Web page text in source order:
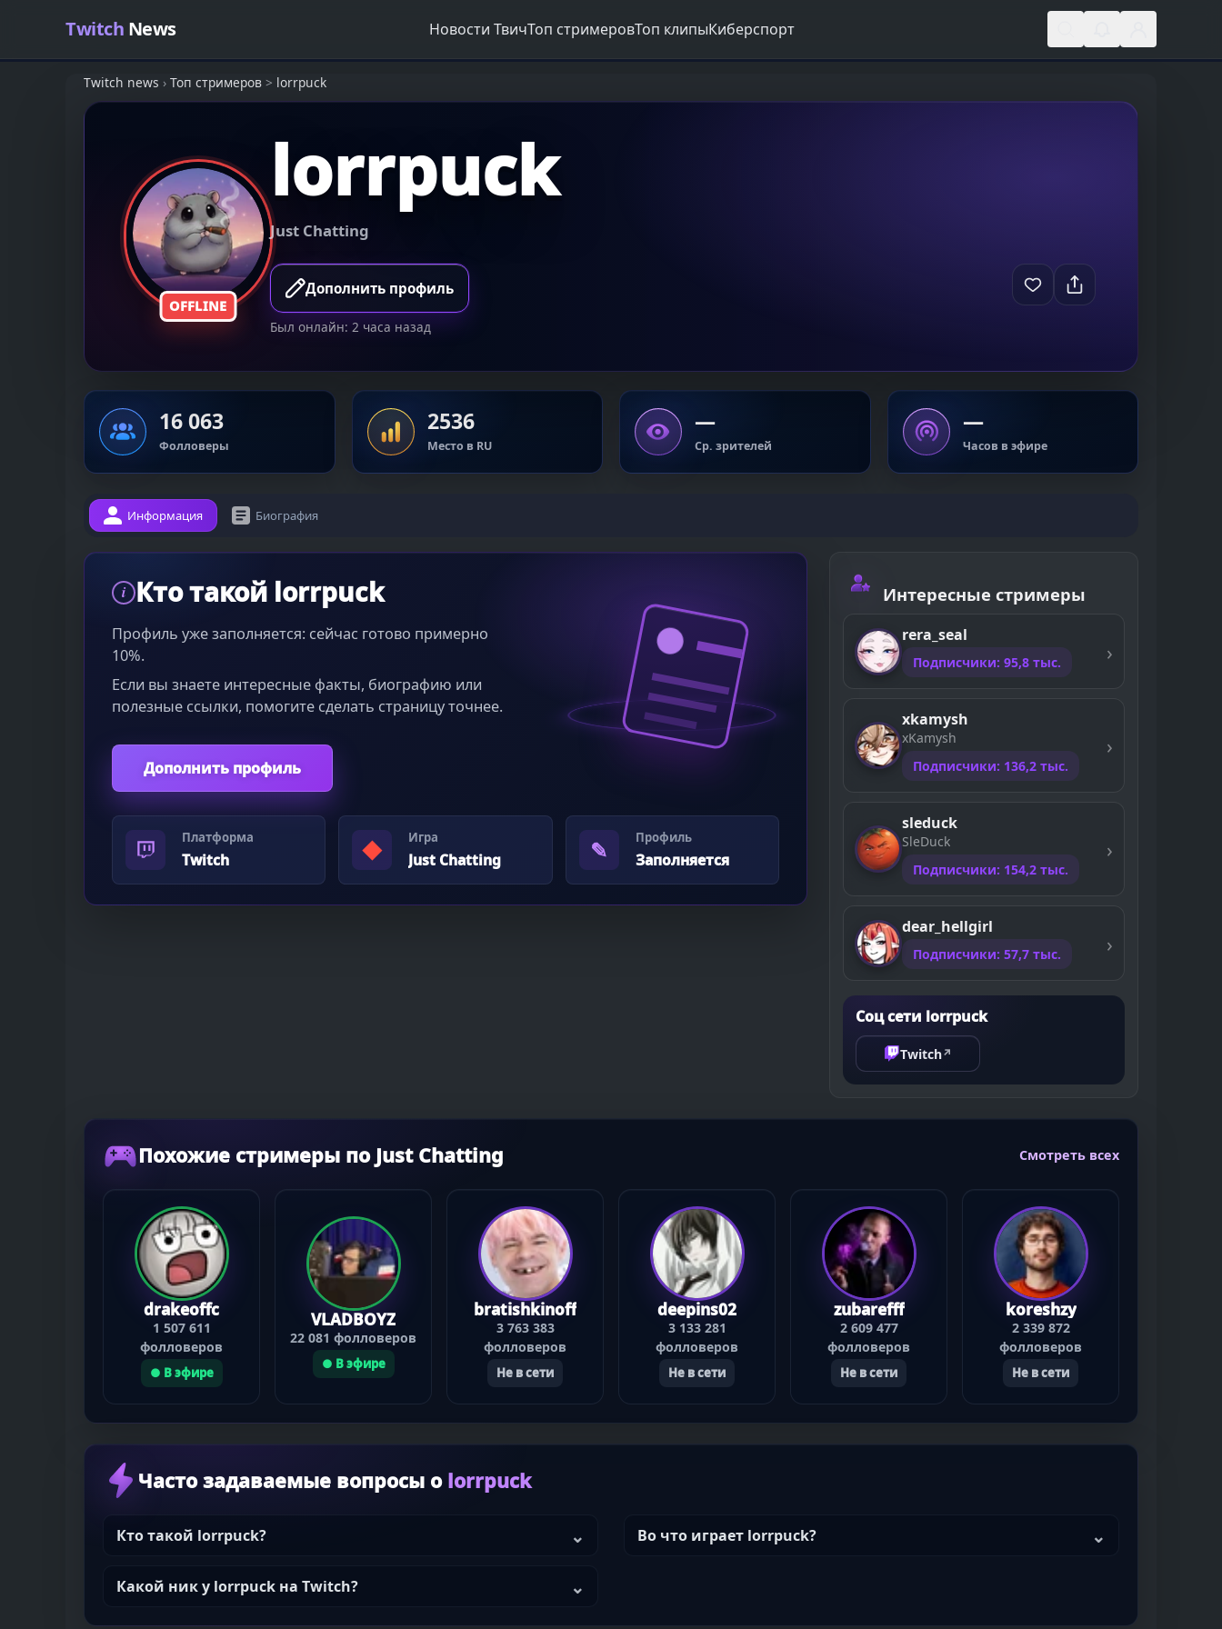
Twitch News Новости ТвичТоп стримеровТоп клипыКиберспорт
Twitch news › Топ стримеров > lorrpuck
OFFLINE
lorrpuck
Just Chatting
Дополнить профиль
Был онлайн: 2 часа назад
16 063
Фолловеры
2536
Место в RU
—
Ср. зрителей
—
Часов в эфире
Информация Биография
i Кто такой lorrpuck
Профиль уже заполняется: сейчас готово примерно
10%.
Если вы знаете интересные факты, биографию или
полезные ссылки, помогите сделать страницу точнее.
Дополнить профиль
Платформа
Twitch ◆ Игра
Just Chatting ✎ Профиль
Заполняется
Интересные стримеры
rera_seal
Подписчики: 95,8 тыс.
xkamysh
xKamysh
Подписчики: 136,2 тыс.
sleduck
SleDuck
Подписчики: 154,2 тыс.
dear_hellgirl
Подписчики: 57,7 тыс.
Соц сети lorrpuck
Twitch↗
Похожие стримеры по Just Chatting Смотреть всех
drakeoffc
1 507 611
фолловеров
● В эфире
VLADBOYZ
22 081 фолловеров
● В эфире
bratishkinoff
3 763 383
фолловеров
Не в сети
deepins02
3 133 281
фолловеров
Не в сети
zubarefff
2 609 477
фолловеров
Не в сети
koreshzy
2 339 872
фолловеров
Не в сети
Часто задаваемые вопросы о lorrpuck
Кто такой lorrpuck? Во что играет lorrpuck?
Какой ник у lorrpuck на Twitch?